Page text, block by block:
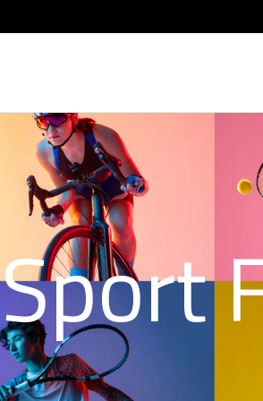
Sport